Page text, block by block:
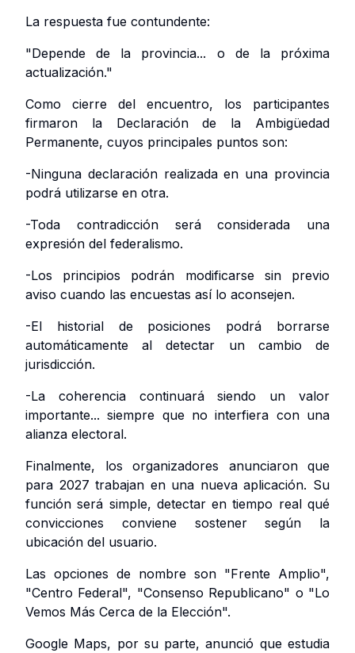
La respuesta fue contundente:
"Depende de la provincia... o de la próxima
actualización."
Como cierre del encuentro, los participantes
firmaron la Declaración de la Ambigüedad
Permanente, cuyos principales puntos son:
-Ninguna declaración realizada en una provincia
podrá utilizarse en otra.
-Toda contradicción será considerada una
expresión del federalismo.
-Los principios podrán modificarse sin previo
aviso cuando las encuestas así lo aconsejen.
-El historial de posiciones podrá borrarse
automáticamente al detectar un cambio de
jurisdicción.
-La coherencia continuará siendo un valor
importante... siempre que no interfiera con una
alianza electoral.
Finalmente, los organizadores anunciaron que
para 2027 trabajan en una nueva aplicación. Su
función será simple, detectar en tiempo real qué
convicciones conviene sostener según la
ubicación del usuario.
Las opciones de nombre son "Frente Amplio",
"Centro Federal", "Consenso Republicano" o "Lo
Vemos Más Cerca de la Elección".
Google Maps, por su parte, anunció que estudia